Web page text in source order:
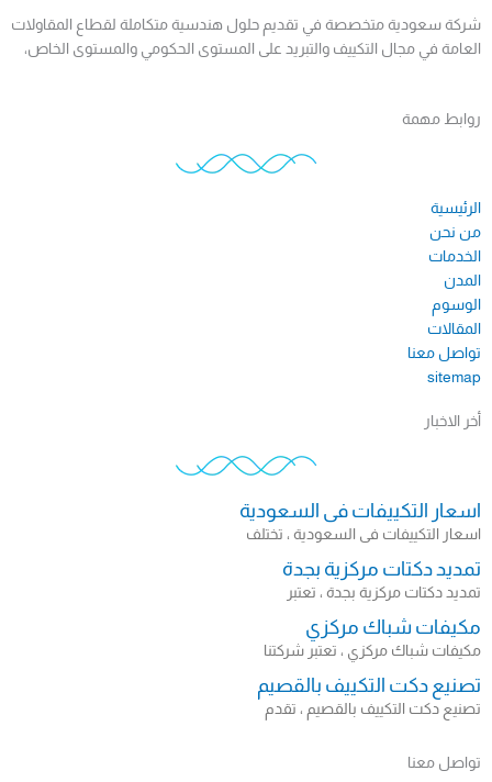
شركة سعودية متخصصة في تقديم حلول هندسية متكاملة لقطاع المقاولات
العامة في مجال التكييف والتبريد على المستوى الحكومي والمستوى الخاص،
روابط مهمة
الرئيسية
من نحن
الخدمات
المدن
الوسوم
المقالات
تواصل معنا
sitemap​
أخر الاخبار
اسعار التكييفات فى السعودية
اسعار التكييفات فى السعودية ، تختلف
تمديد دكتات مركزية بجدة
تمديد دكتات مركزية بجدة ، تعتبر
مكيفات شباك مركزي
مكيفات شباك مركزي ، تعتبر شركتنا
تصنيع دكت التكييف بالقصيم
تصنيع دكت التكييف بالقصيم ، تقدم
تواصل معنا